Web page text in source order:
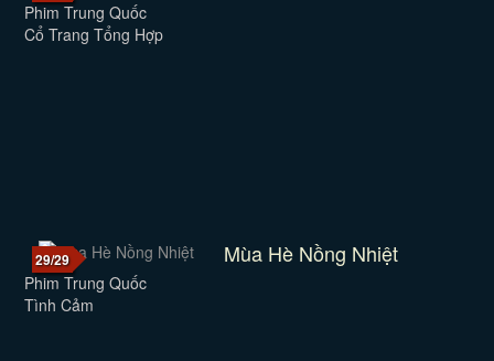
Phim Trung Quốc
Cổ Trang Tổng Hợp
29/29 Mùa Hè Nồng Nhiệt
Phim Trung Quốc
Tình Cảm